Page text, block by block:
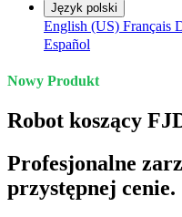
Język polski
English (US) Français
Español
Nowy Produkt
Robot koszący
Profesjonalne
przystępnej cenie.